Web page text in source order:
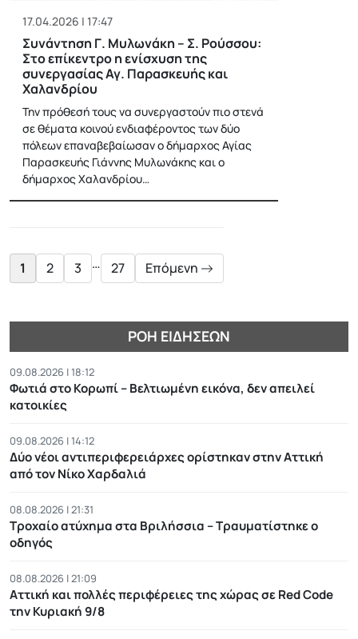
17.04.2026 | 17:47
Συνάντηση Γ. Μυλωνάκη – Σ. Ρούσσου:
Στο επίκεντρο η ενίσχυση της
συνεργασίας Αγ. Παρασκευής και
Χαλανδρίου
Την πρόθεσή τους να συνεργαστούν πιο στενά
σε θέματα κοινού ενδιαφέροντος των δύο
πόλεων επαναβεβαίωσαν ο δήμαρχος Αγίας
Παρασκευής Γιάννης Μυλωνάκης και ο
δήμαρχος Χαλανδρίου…
1 2 3 … 27 Επόμενη
ΡΟΉ ΕΙΔΉΣΕΩΝ
09.08.2026 | 18:12
Φωτιά στο Κορωπί – Βελτιωμένη εικόνα, δεν απειλεί
κατοικίες
09.08.2026 | 14:12
Δύο νέοι αντιπεριφερειάρχες ορίστηκαν στην Αττική
από τον Νίκο Χαρδαλιά
08.08.2026 | 21:31
Τροχαίο ατύχημα στα Βριλήσσια – Τραυματίστηκε ο
οδηγός
08.08.2026 | 21:09
Αττική και πολλές περιφέρειες της χώρας σε Red Code
την Κυριακή 9/8